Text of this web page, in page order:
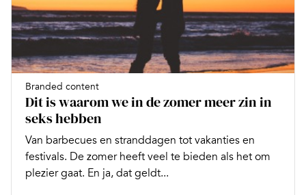
Branded content
Dit is waarom we in de zomer meer zin in
seks hebben
Van barbecues en stranddagen tot vakanties en
festivals. De zomer heeft veel te bieden als het om
plezier gaat. En ja, dat geldt...